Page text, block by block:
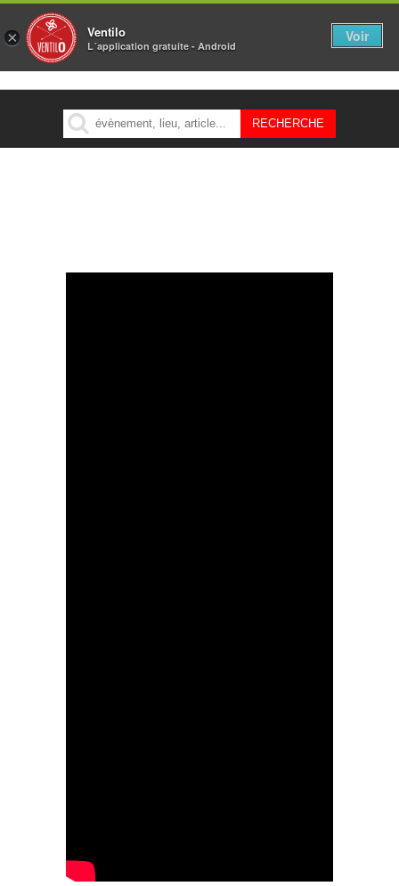
MENU
× Ventilo
L´application gratuite - Android
Voir